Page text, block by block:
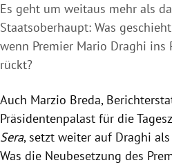
Es geht um weitaus mehr als
Staatsoberhaupt: Was
wenn Premier Mario Draghi ins
rückt?
Auch Marzio Breda,
Präsidentenpalast für die
Sera, setzt weiter auf Draghi
Was die Neubesetzung des